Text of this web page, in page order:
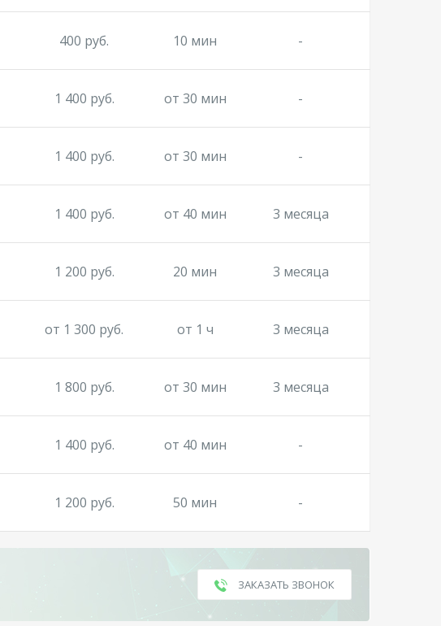
400 руб. 10 мин -
1 400 руб. от 30 мин -
1 400 руб. от 30 мин -
1 400 руб. от 40 мин 3 месяца
1 200 руб. 20 мин 3 месяца
от 1 300 руб. от 1 ч 3 месяца
1 800 руб. от 30 мин 3 месяца
1 400 руб. от 40 мин -
1 200 руб. 50 мин -
ЗАКАЗАТЬ ЗВОНОК